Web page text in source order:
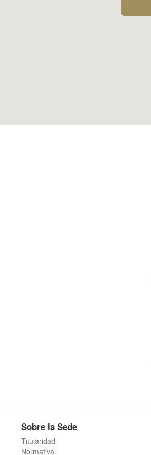
Sobre la Sede
Titularidad
Normativa